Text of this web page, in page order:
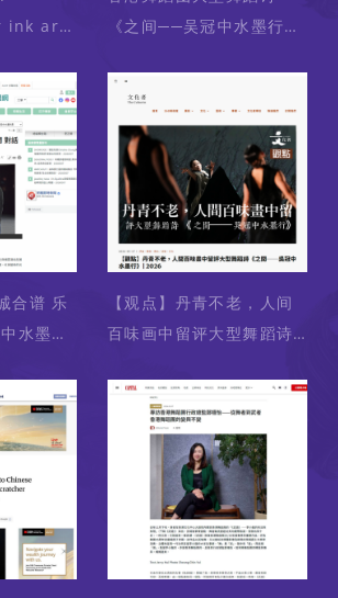
ink art:
Wu
《之间──吴冠中水墨行》
画，你几乎能听见音
乐。」
合谱 乐
水墨光
【观点】丹青不老，人间
百味画中留评大型舞蹈诗
行》| 2026